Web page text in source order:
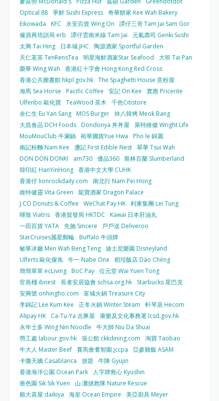
Optical 88 爭鮮 Sushi Express 奇華餅家 Kee Wah Bakery
Eikowada
KFC 永安百貨 Wing On
譚仔三哥 Tam Jai Sam Gor
僱員再培訓局 erb
譚仔雲南米線 Tam Jai
元氣壽司 Genki Sushi
太興 Tai Hing
日本城 JHC
陶源酒家 Sportful Garden
天仁茗茶 TenRensTea
明星海鮮酒家Star Seafood
大班 Tai Pan
榮華 Wing Wah
香港紅十字會 Hong Kong Red Cross
香港公共圖書館 hkpl.gov.hk The Spaghetti House 意粉屋
海馬 Sea Horse
Pacific Coffee 安記 On Kee
實惠 Pricerite
Ulfenbo 歐化寶 TeaWood 茶木 千色Citistore
余仁生 Eu Yan Sang MOS Burger 炑八韓烤 Meok Bang
大昌食品 DCH Foods Dondonya 丼丼屋
萊特維健 Wright Life
MouMouClub 牛涮鍋 裕華國貨Yue Hwa
Pho le 錦麗
南記粉麵 Nam Kee
盞記 First Edible Nest 翠華 Tsui Wah
DON DON DONKI
am730 優品360 斯林百蘭 Slumberland
韓印紅 HanYinHong 香港中文大學 CUHK
香港仔 lionrockdaily.com
南北行 Nam Pei Hong
維特健靈 Vita Green
龍寶酒家 Dragon Palace
J.CO Donuts & Coffee
WeChat Pay HK 利東集團 Lei Tung
暉致 Viatris 香港貿發局 HKTDC
Kawai 日本肝油丸
一田百貨 YATA 先施 Sincere
戶戶送 Deliveroo
StarCruises麗星郵輪 Buffalo 牛頭牌
敏華冰廳 Men Wah Beng Teng 迪士尼樂園 Disneyland
Ulferts 歐化傢俬 牛一 Nabe One
稻埕飯店 Dào Chéng
簡簡單單 ecLiving BoC Pay 位元堂 Wai Yuen Tong
官燕棧 ibnest 長者安居協會 schsa.org.hk
Starbucks 星巴克
安興號 onhingho.com
富城火鍋 Treasure City
李錦記 Lee Kum Kee
正冬火鍋 Winter Steam
軒琴居 Hecom
Alipay HK
Ca-Tu-Ya 吉豚屋
康樂及文化事務署 lcsd.gov.hk
永年士多 Wing Nin Noodle
牛大帥 Niu Da Shuai
勞工處 labour.gov.hk 張公館 ckkdining.com
淘寶 Taobao
牛大人 Master Beef 賽馬會耆智園 jccpa
亞參雞飯 ASAM
卡撒天嬌 Casablanca
放題
牛陣 Gyujin
香港海洋公園 Ocean Park
人字牌救心 Kyushin
嗇色園 Sik Sik Yuen
山‧灘拯救隊 Nature Rescue
殿大喜屋 daikiya
海皇 Ocean Empire
美亞廚具 Meyer